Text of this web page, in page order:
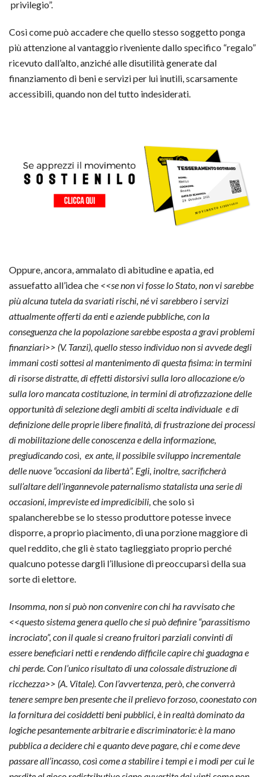
privilegio”.
Così come può accadere che quello stesso soggetto ponga
più attenzione al vantaggio riveniente dallo specifico “regalo”
ricevuto dall’alto, anziché alle disutilità generate dal
finanziamento di beni e servizi per lui inutili, scarsamente
accessibili, quando non del tutto indesiderati.
Oppure, ancora, ammalato di abitudine e apatia, ed
assuefatto all’idea che <<se non vi fosse lo Stato, non vi sarebbe
più alcuna tutela da svariati rischi, né vi sarebbero i servizi
attualmente offerti da enti e aziende pubbliche, con la
conseguenza che la popolazione sarebbe esposta a gravi problemi
finanziari>> (V. Tanzi), quello stesso individuo non si avvede degli
immani costi sottesi al mantenimento di questa fisima: in termini
di risorse distratte, di effetti distorsivi sulla loro allocazione e/o
sulla loro mancata costituzione, in termini di atrofizzazione delle
opportunità di selezione degli ambiti di scelta individuale e di
definizione delle proprie libere finalità, di frustrazione dei processi
di mobilitazione delle conoscenza e della informazione,
pregiudicando così, ex ante, il possibile sviluppo incrementale
delle nuove “occasioni da libertà”. Egli, inoltre, sacrificherà
sull’altare dell’ingannevole paternalismo statalista una serie di
occasioni, impreviste ed impredicibili,che solo si
spalancherebbe se lo stesso produttore potesse invece
disporre, a proprio piacimento, di una porzione maggiore di
quel reddito, che gli è stato taglieggiato proprio perché
qualcuno potesse dargli l’illusione di preoccuparsi della sua
sorte di elettore.
Insomma, non si può non convenire con chi ha ravvisato che
<<questo sistema genera quello che si può definire “parassitismo
incrociato”, con il quale si creano fruitori parziali convinti di
essere beneficiari netti e rendendo difficile capire chi guadagna e
chi perde. Con l’unico risultato di una colossale distruzione di
ricchezza>> (A. Vitale). Con l’avvertenza, però, che converrà
tenere sempre ben presente che il prelievo forzoso, coonestato con
la fornitura dei cosiddetti beni pubblici, è in realtà dominato da
logiche pesantemente arbitrarie e discriminatorie: è la mano
pubblica a decidere chi e quanto deve pagare, chi e come deve
passare all’incasso, così come a stabilire i tempi e i modi per cui le